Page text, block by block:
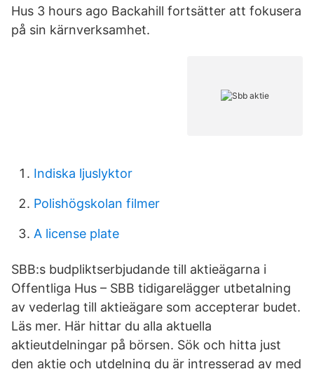
Hus 3 hours ago Backahill fortsätter att fokusera
på sin kärnverksamhet.
Indiska ljuslyktor
Polishögskolan filmer
A license plate
SBB:s budpliktserbjudande till aktieägarna i
Offentliga Hus – SBB tidigarelägger utbetalning
av vederlag till aktieägare som accepterar budet.
Läs mer. Här hittar du alla aktuella
aktieutdelningar på börsen. Sök och hitta just
den aktie och utdelning du är intresserad av med